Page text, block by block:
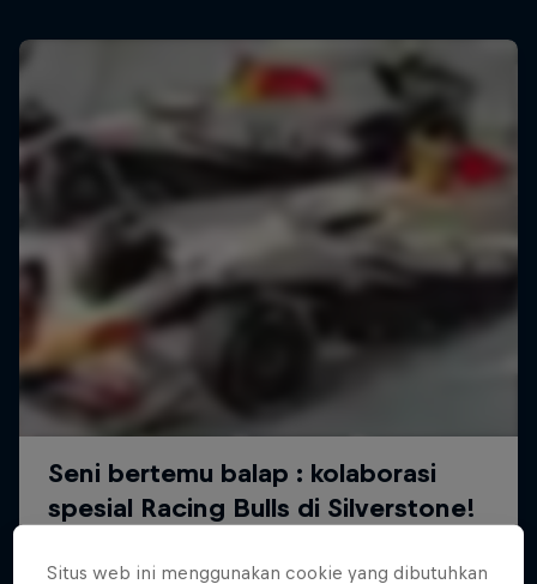
Situs web ini menggunakan cookie yang dibutuhkan